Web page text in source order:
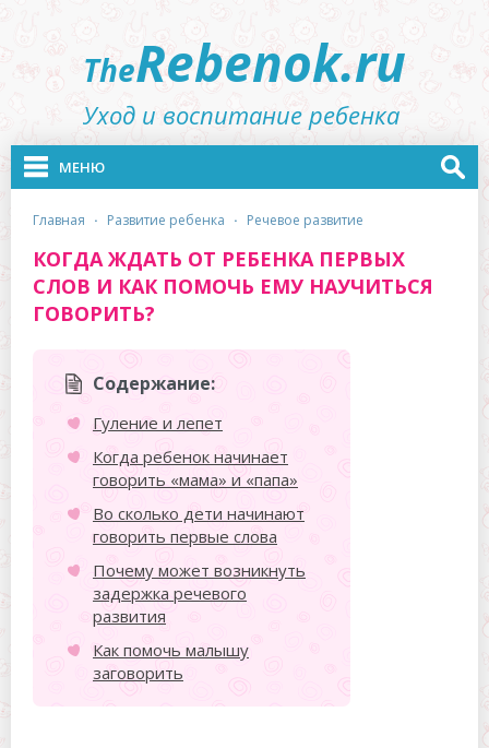
TheRebenok.ru
Уход и воспитание ребенка
МЕНЮ
главная · развитие ребенка · речевое развитие
КОГДА ЖДАТЬ ОТ РЕБЕНКА ПЕРВЫХ
СЛОВ И КАК ПОМОЧЬ ЕМУ НАУЧИТЬСЯ
ГОВОРИТЬ?
Содержание:
Гуление и лепет
Когда ребенок начинает
говорить «мама» и «папа»
Во сколько дети начинают
говорить первые слова
Почему может возникнуть
задержка речевого
развития
Как помочь малышу
заговорить